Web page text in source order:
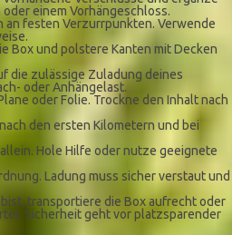
einem Vorhängeschloss.
an festen Verzurrpunkten. Verwende
Box und polstere Kanten mit Decken
die zulässige Zuladung deines
oder Anhängelast.
oder Folie. Trockne den Inhalt nach
den ersten Kilometern und bei
Hole Hilfe oder nutze geeignete
Ladung muss sicher verstaut und
transportiere die Box aufrecht oder
Sicherheit geht vor platzsparender